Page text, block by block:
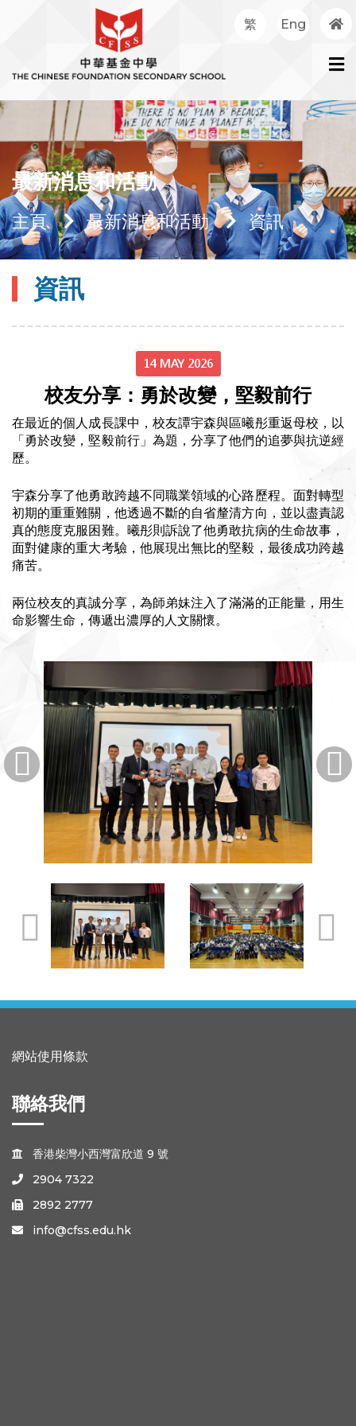
繁 Eng
最新消息和活動
主頁 最新消息和活動 資訊
資訊
14 MAY 2026
校友分享：勇於改變，堅毅前行
在最近的個人成長課中，校友譚宇森與區曦彤重返母校，以
「勇於改變，堅毅前行」為題，分享了他們的追夢與抗逆經
歷。
宇森分享了他勇敢跨越不同職業領域的心路歷程。面對轉型
初期的重重難關，他透過不斷的自省釐清方向，並以盡責認
真的態度克服困難。曦彤則訴說了他勇敢抗病的生命故事，
面對健康的重大考驗，他展現出無比的堅毅，最後成功跨越
痛苦。
兩位校友的真誠分享，為師弟妹注入了滿滿的正能量，用生
命影響生命，傳遞出濃厚的人文關懷。
網站使用條款
聯絡我們
 香港柴灣小西灣富欣道 9 號
 2904 7322
 2892 2777
 info@cfss.edu.hk